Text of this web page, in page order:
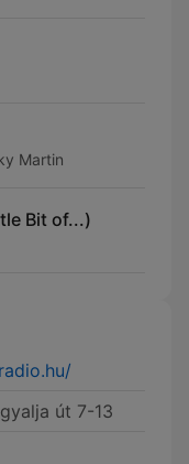
Martin
Bit of...)
út 7-13